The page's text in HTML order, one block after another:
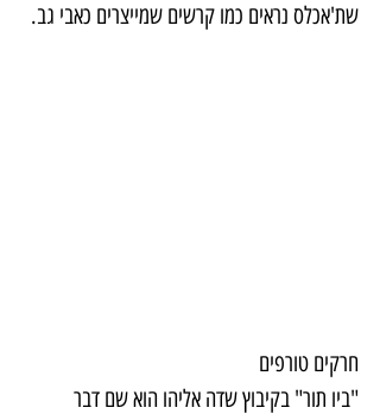
שת'אכלס נראים כמו קרשים שמייצרים כאבי גב.
חרקים טורפים
"ביו תור" בקיבוץ שדה אליהו הוא שם דבר